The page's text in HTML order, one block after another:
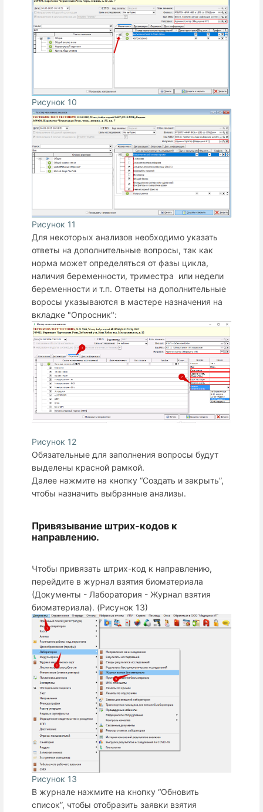
Рисунок 10
Рисунок 11
Для некоторых анализов необходимо указать
ответы на дополнительные вопросы, так как
норма может определяться от фазы цикла,
наличия беременности, триместра или недели
беременности и т.п. Ответы на дополнительные
воросы указываются в мастере назначения на
вкладке "Опросник":
Рисунок 12
Обязательные для заполнения вопросы будут
выделены красной рамкой.
Далее нажмите на кнопку “Создать и закрыть”,
чтобы назначить выбранные анализы.
Привязывание штрих-кодов к
направлению.
Чтобы привязать штрих-код к направлению,
перейдите в журнал взятия биоматериала
(Документы - Лаборатория - Журнал взятия
биоматериала). (Рисунок 13)
Рисунок 13
В журнале нажмите на кнопку “Обновить
список”, чтобы отобразить заявки взятия